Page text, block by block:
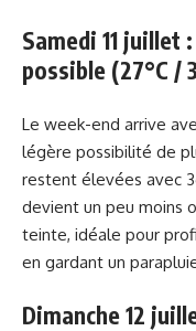
Samedi 11 juillet
possible (27°C /
Le week-end arrive
légère possibilité de
restent élevées avec
devient un peu moins
teinte, idéale pour
en gardant un
Dimanche 12